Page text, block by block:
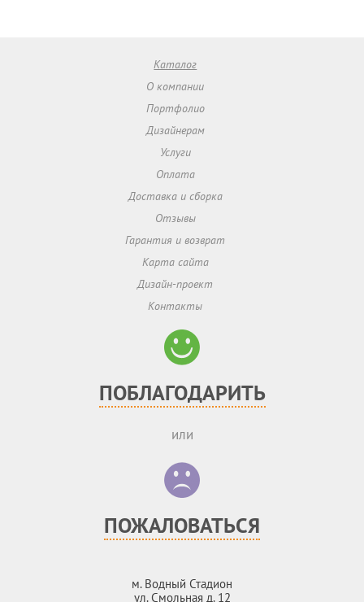
Каталог
О компании
Портфолио
Дизайнерам
Услуги
Оплата
Доставка и сборка
Отзывы
Гарантия и возврат
Карта сайта
Дизайн-проект
Контакты
ПОБЛАГОДАРИТЬ
или
ПОЖАЛОВАТЬСЯ
м. Водный Стадион
ул. Смольная д. 12